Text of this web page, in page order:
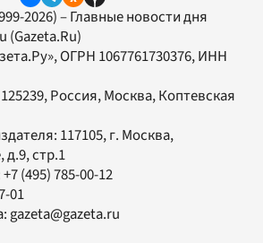
2026) – Главные новости дня
(Gazeta.Ru)
, ОГРН 1067761730376, ИНН
Россия, Москва, Коптевская
117105, г. Москва,
стр.1
+7 (495) 785-00-12
01
gazeta@gazeta.ru